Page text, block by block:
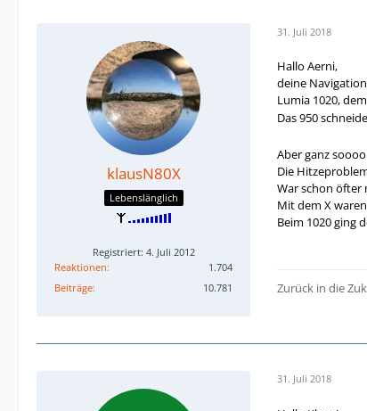
klausN80X
Lebenslänglich
Registriert: 4. Juli 2012
Reaktionen
1.704
Beiträge
10.781
31. Juli 2018
Hallo Aerni,
deine
Lumia 1020,
Das 950
Aber ganz
Die
War schon öfter
Mit dem X
Beim 1020 ging
Zurück in die
31. Juli 2018